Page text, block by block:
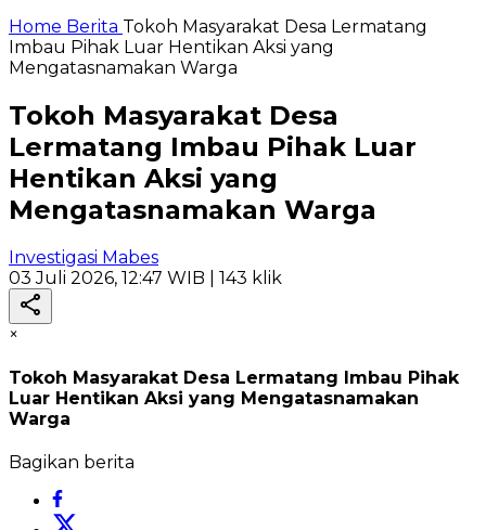
Home Berita Tokoh Masyarakat Desa Lermatang
Imbau Pihak Luar Hentikan Aksi yang
Mengatasnamakan Warga
Tokoh Masyarakat Desa
Lermatang Imbau Pihak Luar
Hentikan Aksi yang
Mengatasnamakan Warga
Investigasi Mabes
03 Juli 2026, 12:47 WIB | 143 klik
×
Tokoh Masyarakat Desa Lermatang Imbau Pihak
Luar Hentikan Aksi yang Mengatasnamakan
Warga
Bagikan berita